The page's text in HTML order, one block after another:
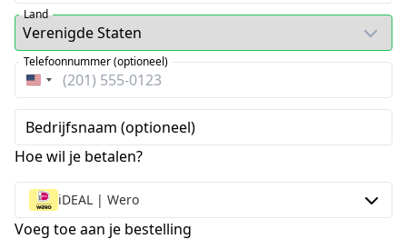
Land
Verenigde
Staten
+1
Telefoonnummer (optioneel)
Bedrijfsnaam (optioneel)
Hoe wil je betalen?
iDEAL | Wero
Voeg toe aan je bestelling